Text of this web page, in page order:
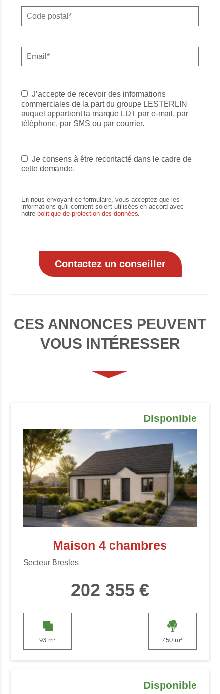
J’accepte de recevoir des informations
commerciales de la part du groupe LESTERLIN
auquel appartient la marque LDT par e-mail, par
téléphone, par SMS ou par courrier.
Je consens à être recontacté dans le cadre de
cette demande.
En nous envoyant ce formulaire, vous acceptez que les
informations qu'il contient soient utilisées en accord avec
notrepolitique de protection des données
CES ANNONCES PEUVENT
VOUS INTÉRESSER
Disponible
Maison 4 chambres
Secteur Bresles
202 355 €
93 m² 450 m²
Disponible